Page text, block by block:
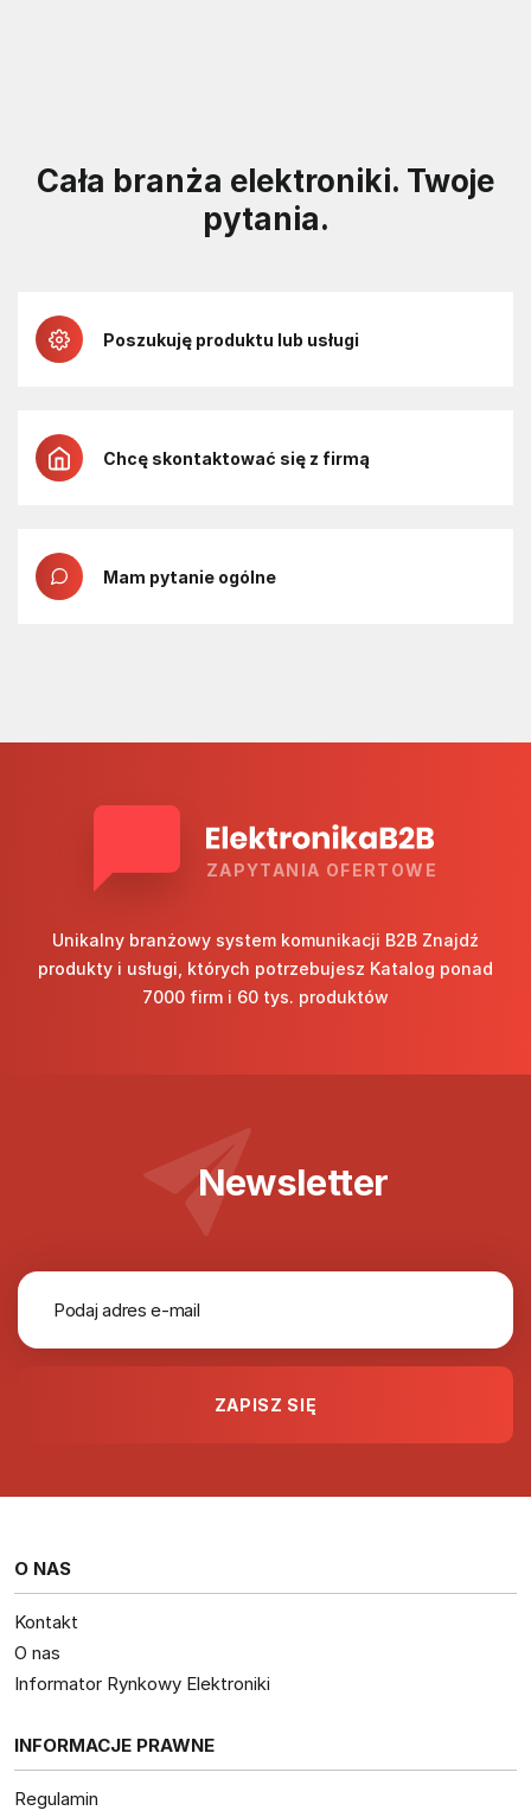
Cała branża elektroniki. Twoje
pytania.
Poszukuję produktu lub usługi
Chcę skontaktować się z firmą
Mam pytanie ogólne
ZAPYTANIA OFERTOWE
Unikalny branżowy system komunikacji B2B Znajdź
produkty i usługi, których potrzebujesz Katalog ponad
7000 firm i 60 tys. produktów
Newsletter
O NAS
Kontakt
O nas
Informator Rynkowy Elektroniki
INFORMACJE PRAWNE
Regulamin